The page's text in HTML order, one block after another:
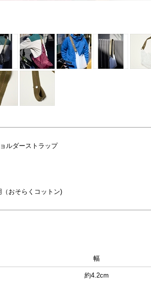
ルダーストラップ
おそらくコットン)
幅
約4.2cm